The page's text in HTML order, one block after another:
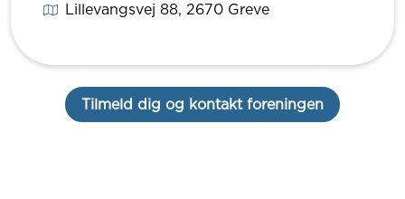
Lillevangsvej 88, 2670Greve
Tilmeld dig og kontakt foreningen